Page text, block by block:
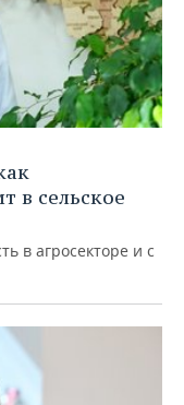
в сельское
в агросекторе и с